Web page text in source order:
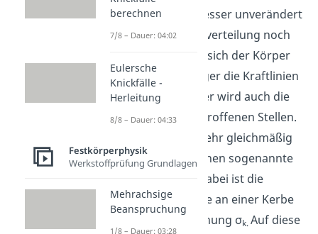
bei dem der Durchmesser unverändert
ist, ist die Spannungsverteilung noch
gleichmäßig. Je mehr sich der Körper
einschnürt und je enger die Kraftlinien
verlaufen, desto höher wird auch die
Spannung an den betroffenen Stellen.
Diese ist also nicht mehr gleichmäßig
verteilt und es entstehen sogenannte
Spannungsspitzen. Dabei ist die
höchste Spannung die an einer Kerbe
auftritt die Kerbspannung σk.Auf diese
berechnen
7/8 – Dauer: 04:02
Eulersche
Knickfälle -
Herleitung
8/8 – Dauer: 04:33
Festkörperphysik
Werkstoffprüfung Grundlagen
Mehrachsige
Beanspruchung
1/8 – Dauer: 03:28